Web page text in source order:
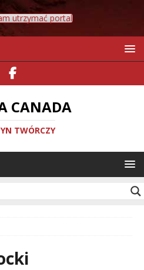
utrzymać portal
CANADA
TWÓRCZY